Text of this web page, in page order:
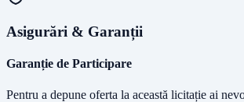
Asigurări & Garanții
Garanție de Participare
Pentru a depune oferta la această licitație ai